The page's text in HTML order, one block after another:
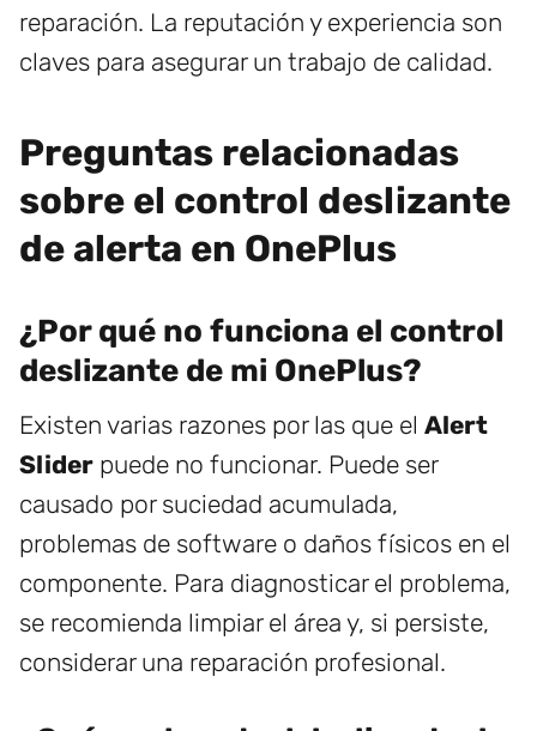
reparación. La reputación y experiencia son
claves para asegurar un trabajo de calidad.
Preguntas relacionadas
sobre el control deslizante
de alerta en OnePlus
¿Por qué no funciona el control
deslizante de mi OnePlus?
Existen varias razones por las que el Alert
Slider puede no funcionar. Puede ser
causado por suciedad acumulada,
problemas de software o daños físicos en el
componente. Para diagnosticar el problema,
se recomienda limpiar el área y, si persiste,
considerar una reparación profesional.